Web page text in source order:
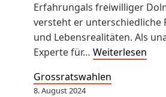
Erfahrungals freiwilliger
versteht er unterschiedliche
und Lebensrealitäten. Als
Experte für… Weiterlesen
Grossratswahlen
8. August 2024